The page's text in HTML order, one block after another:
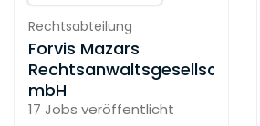
Rechtsabteilung
Forvis Mazars
Rechtsanwaltsgesellschaft
mbH
17 Jobs veröffentlicht